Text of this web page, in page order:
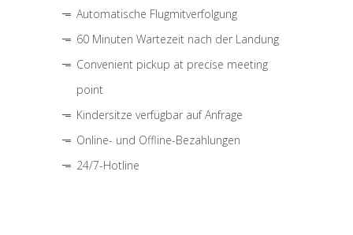
Automatische Flugmitverfolgung
60 Minuten Wartezeit nach der Landung
Convenient pickup at precise meeting
point
Kindersitze verfügbar auf Anfrage
Online- und Offline-Bezahlungen
24/7-Hotline